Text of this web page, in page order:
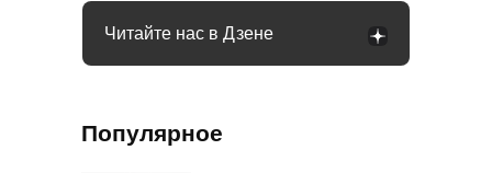
Читайте нас в Дзене
Популярное